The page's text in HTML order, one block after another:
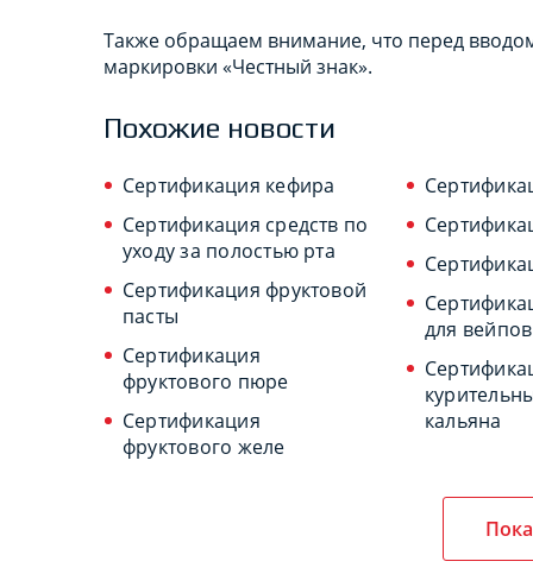
Также обращаем внимание, что перед
маркировки «Честный знак».
Похожие новости
Сертификация кефира
Сертификация средств по
уходу за полостью рта
Сертификация фруктовой
пасты
Сертификация
фруктового пюре
Сертификация
фруктового желе
для вейпов
кальяна